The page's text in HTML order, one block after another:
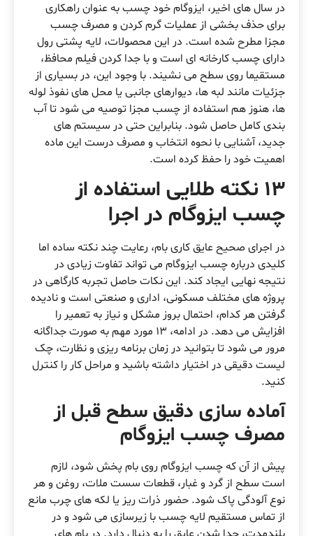
در سال های اخیر، ایزوگام خود چسب به عنوان راهکاری
برای حذف بخشی از عملیات گرم کردن و مصرف چسب
مجزا مطرح شده است. در این محصولات، لایه پشتی رول
دارای چسب کارخانه ای است و با جدا کردن فیلم محافظ،
مستقیما روی سطح می نشیند. با وجود این، در بسیاری از
جزئیات مانند لبه ها، دیوارهای جانبی یا محل های نفوذ لوله
ها، هنوز هم استفاده از چسب مجزا توصیه می شود تا آب
بندی کامل حاصل شود. بنابراین حتی در سیستم های
جدید، آشنایی با نحوه انتخاب و مصرف درست این ماده
اهمیت خود را حفظ کرده است.
13 نکته طلایی استفاده از
چسب ایزوگام در اجرا
در اجرای صحیح عایق کاری بام، رعایت چند نکته ساده اما
کلیدی درباره چسب ایزوگام می تواند تفاوت زیادی در
نتیجه نهایی ایجاد کند. این نکات حاصل تجربه کارگاهی در
پروژه های مختلف مسکونی، اداری و صنعتی است و نادیده
گرفتن هر کدام، احتمال بروز مشکل و نیاز به تعمیر را
افزایش می دهد. در ادامه، 13 مورد مهم به صورت جداگانه
مرور می شود تا بتوانید در زمان برنامه ریزی و نظارت، چک
لیست دقیقی در اختیار داشته باشید و مراحل کار را کنترل
کنید.
آماده سازی دقیق سطح قبل از
مصرف چسب ایزوگام
پیش از آن که چسب ایزوگام روی بام پخش شود، لازم
است سطح از گرد و غبار، قطعات سست ملات، روغن و هر
نوع آلودگی پاک شود. حضور ذرات ریز یا لکه های چرب مانع
از تماس مستقیم لایه چسب با زیرسازی می شود و در